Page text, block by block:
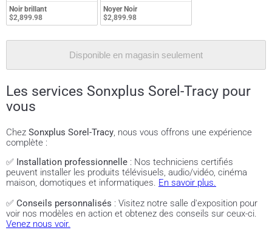
Noir brillant
$2,899.98
Noyer Noir
$2,899.98
Disponible en magasin seulement
Les services Sonxplus Sorel-Tracy pour
vous
Chez Sonxplus Sorel-Tracy, nous vous offrons une expérience
complète :
✅ Installation professionnelle : Nos techniciens certifiés
peuvent installer les produits télévisuels, audio/vidéo, cinéma
maison, domotiques et informatiques. En savoir plus.
✅ Conseils personnalisés : Visitez notre salle d'exposition pour
voir nos modèles en action et obtenez des conseils sur ceux-ci.
Venez nous voir.